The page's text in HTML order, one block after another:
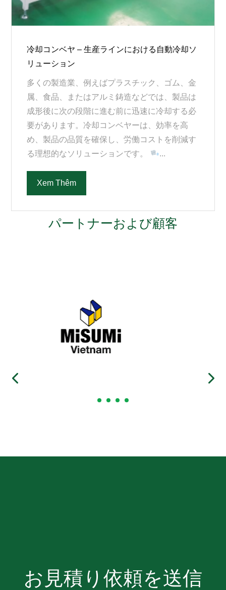
冷却コンベヤ – 生産ラインにおける自動冷却ソ
リューション
多くの製造業、例えばプラスチック、ゴム、金
属、食品、またはアルミ鋳造などでは、製品は
成形後に次の段階に進む前に迅速に冷却する必
要があります。冷却コンベヤーは、効率を高
め、製品の品質を確保し、労働コストを削減す
る理想的なソリューションです。
...
Xem Thêm
パートナーおよび顧客
お見積り依頼を送信